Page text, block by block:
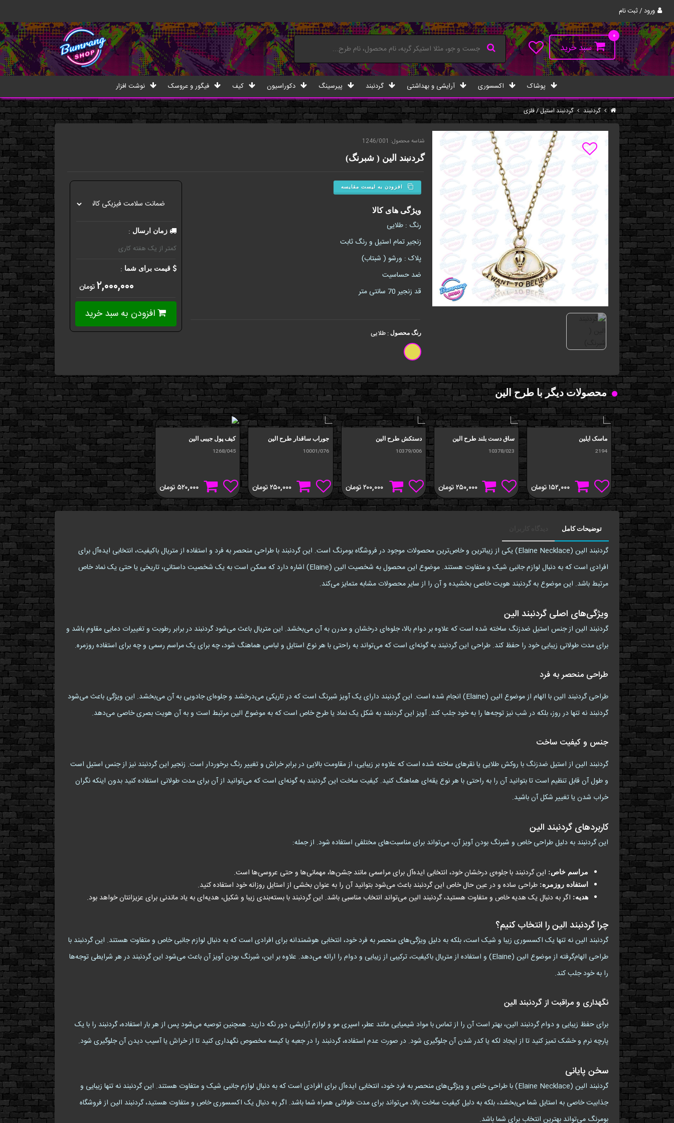
ورود / ثبت نام
۰
سبد خرید
پوشاک اکسسوری آرایشی و بهداشتی گردنبند پیرسینگ دکوراسیون کیف فیگور و عروسک نوشت افزار
گردنبند گردنبند استیل / فلزی
شناسه محصول: 1246/001
گردنبند الین ( شبرنگ)
افزودن به لیست مقایسه
ویژگی های کالا
رنگ : طلایی
زنجیر تمام استیل و رنگ ثابت
پلاک : ورشو ( شبتاب)
ضد حساسیت
قد زنجیر 70 سانتی متر
رنگ محصول :طلایی
زمان ارسال :
کمتر از یک هفته کاری
قیمت برای شما :
۲,۰۰۰,۰۰۰تومان
افزودن به سبد خرید
محصولات دیگر با طرح الین
ماسک ايلين
2194
۱۵۲,۰۰۰تومان
ساق دست بلند طرح الین
10378/023
۲۵۰,۰۰۰تومان
دستکش طرح الین
10379/006
۲۰۰,۰۰۰تومان
جوراب ساقدار طرح الین
10001/076
۲۵۰,۰۰۰تومان
کیف پول جیبی الین
1268/045
۵۲۰,۰۰۰ تومان
توضیحات کامل
گردنبند الین (Elaine Necklace) یکی از زیباترین و خاص‌ترین محصولات موجود در فروشگاه بومرنگ است. این گردنبند با طراحی منحصر به فرد و استفاده از متریال باکیفیت، انتخابی ایده‌آل برای
افرادی است که به دنبال لوازم جانبی شیک و متفاوت هستند. موضوع این محصول به شخصیت الین (Elaine) اشاره دارد که ممکن است به یک شخصیت داستانی، تاریخی یا حتی یک نماد خاص
مرتبط باشد. این موضوع به گردنبند هویت خاصی بخشیده و آن را از سایر محصولات مشابه متمایز می‌کند.
ویژگی‌های اصلی گردنبند الین
گردنبند الین از جنس استیل ضدزنگ ساخته شده است که علاوه بر دوام بالا، جلوه‌ای درخشان و مدرن به آن می‌بخشد. این متریال باعث می‌شود گردنبند در برابر رطوبت و تغییرات دمایی مقاوم باشد و
برای مدت طولانی زیبایی خود را حفظ کند. طراحی این گردنبند به گونه‌ای است که می‌تواند به راحتی با هر نوع استایل و لباسی هماهنگ شود، چه برای یک مراسم رسمی و چه برای استفاده روزمره.
طراحی منحصر به فرد
طراحی گردنبند الین با الهام از موضوع الین (Elaine) انجام شده است. این گردنبند دارای یک آویز شبرنگ است که در تاریکی می‌درخشد و جلوه‌ای جادویی به آن می‌بخشد. این ویژگی باعث می‌شود
گردنبند نه تنها در روز، بلکه در شب نیز توجه‌ها را به خود جلب کند. آویز این گردنبند به شکل یک نماد یا طرح خاص است که به موضوع الین مرتبط است و به آن هویت بصری خاصی می‌دهد.
جنس و کیفیت ساخت
گردنبند الین از استیل ضدزنگ با روکش طلایی یا نقرهای ساخته شده است که علاوه بر زیبایی، از مقاومت بالایی در برابر خراش و تغییر رنگ برخوردار است. زنجیر این گردنبند نیز از جنس استیل است
و طول آن قابل تنظیم است تا بتوانید آن را به راحتی با هر نوع یقه‌ای هماهنگ کنید. کیفیت ساخت این گردنبند به گونه‌ای است که می‌توانید از آن برای مدت طولانی استفاده کنید بدون اینکه نگران
خراب شدن یا تغییر شکل آن باشید.
کاربردهای گردنبند الین
این گردنبند به دلیل طراحی خاص و شبرنگ بودن آویز آن، می‌تواند برای مناسبت‌های مختلفی استفاده شود. از جمله:
مراسم خاص: این گردنبند با جلوه‌ی درخشان خود، انتخابی ایده‌آل برای مراسمی مانند جشن‌ها، مهمانی‌ها و حتی عروسی‌ها است.
استفاده روزمره: طراحی ساده و در عین حال خاص این گردنبند باعث می‌شود بتوانید آن را به عنوان بخشی از استایل روزانه خود استفاده کنید.
هدیه: اگر به دنبال یک هدیه خاص و متفاوت هستید، گردنبند الین می‌تواند انتخاب مناسبی باشد. این گردنبند با بسته‌بندی زیبا و شکیل، هدیه‌ای به یاد ماندنی برای عزیزانتان خواهد بود.
چرا گردنبند الین را انتخاب کنیم؟
گردنبند الین نه تنها یک اکسسوری زیبا و شیک است، بلکه به دلیل ویژگی‌های منحصر به فرد خود، انتخابی هوشمندانه برای افرادی است که به دنبال لوازم جانبی خاص و متفاوت هستند. این گردنبند با
طراحی الهام‌گرفته از موضوع الین (Elaine) و استفاده از متریال باکیفیت، ترکیبی از زیبایی و دوام را ارائه می‌دهد. علاوه بر این، شبرنگ بودن آویز آن باعث می‌شود این گردنبند در هر شرایطی توجه‌ها
را به خود جلب کند.
نگهداری و مراقبت از گردنبند الین
برای حفظ زیبایی و دوام گردنبند الین، بهتر است آن را از تماس با مواد شیمیایی مانند عطر، اسپری مو و لوازم آرایشی دور نگه دارید. همچنین توصیه می‌شود پس از هر بار استفاده، گردنبند را با یک
پارچه نرم و خشک تمیز کنید تا از ایجاد لکه یا کدر شدن آن جلوگیری شود. در صورت عدم استفاده، گردنبند را در جعبه یا کیسه مخصوص نگهداری کنید تا از خراش یا آسیب دیدن آن جلوگیری شود.
سخن پایانی
گردنبند الین (Elaine Necklace) با طراحی خاص و ویژگی‌های منحصر به فرد خود، انتخابی ایده‌آل برای افرادی است که به دنبال لوازم جانبی شیک و متفاوت هستند. این گردنبند نه تنها زیبایی و
جذابیت خاصی به استایل شما می‌بخشد، بلکه به دلیل کیفیت ساخت بالا، می‌تواند برای مدت طولانی همراه شما باشد. اگر به دنبال یک اکسسوری خاص و متفاوت هستید، گردنبند الین از فروشگاه
بومرنگ می‌تواند بهترین انتخاب برای شما باشد.